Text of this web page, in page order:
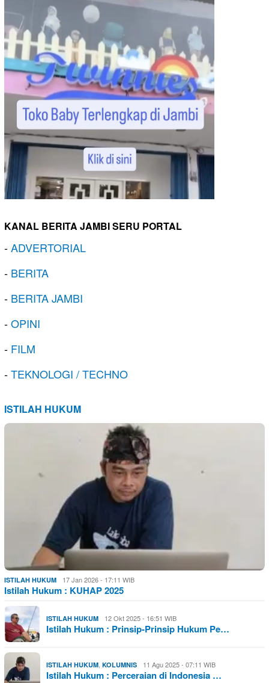
KANAL BERITA JAMBI SERU PORTAL
-ADVERTORIAL
- BERITA
- BERITA JAMBI
-OPINI
- FILM
-TEKNOLOGI / TECHNO
ISTILAH HUKUM
ISTILAH HUKUM 17 Jan 2026 - 17:11 WIB
Istilah Hukum : KUHAP 2025
ISTILAH HUKUM 12 Okt 2025 - 16:51 WIB
Istilah Hukum : Prinsip-Prinsip Hukum Pe…
ISTILAH HUKUM, KOLUMNIS 11 Agu 2025 - 07:11 WIB
Istilah Hukum : Perceraian di Indonesia …